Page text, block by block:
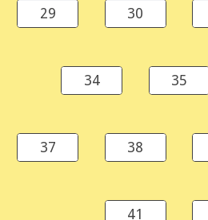
29 30
34 35
37 38
41